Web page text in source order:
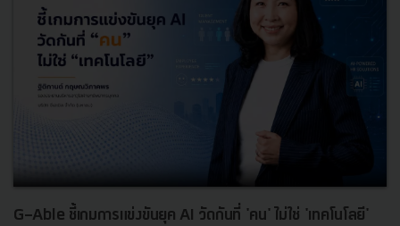
G-Able ชี้เกมการแข่งขันยุค AI วัดกันที่ 'คน' ไม่ใช่ 'เทคโนโลยี'